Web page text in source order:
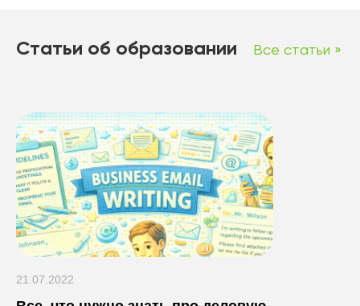
Статьи об образовании Все статьи »
21.07.2022